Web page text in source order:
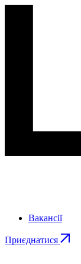
Вакансії
Приєднатися